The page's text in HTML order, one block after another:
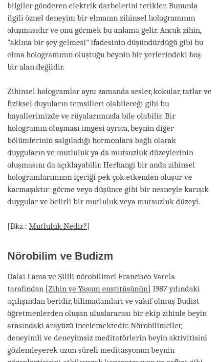
bilgiler gönderen elektrik darbelerini tetikler. Bununla
ilgili öznel deneyim bir elmanın zihinsel hologramının
oluşmasıdır ve onu görmek bu anlama gelir. Ancak zihin,
“aklına bir şey gelmesi” ifadesinin düşündürdüğü gibi bu
elma hologramının oluştuğu beynin bir yerlerindeki boş
bir alan değildir.
Zihinsel hologramlar aynı zamanda sesler, kokular, tatlar ve
fiziksel duyuların temsilleri olabileceği gibi bu
hayallerimizde ve rüyalarımızda bile olabilir. Bir
hologramın oluşması imgesi ayrıca, beynin diğer
bölümlerinin salgıladığı hormonlara bağlı olarak
duyguların ve mutluluk ya da mutsuzluk düzeylerinin
oluşmasını da açıklayabilir. Herhangi bir anda zihinsel
hologramlarımızın içeriği pek çok etkenden oluşur ve
karmaşıktır: görme veya düşünce gibi bir nesneyle karışık
duygular ve belirli bir mutluluk veya mutsuzluk düzeyi.
[Bkz.: Mutluluk Nedir?]
Nörobilim ve Budizm
Dalai Lama ve Şilili nörobilimci Francisco Varela
tarafından [Zihin ve Yaşam enstitüsünün] 1987 yılındaki
açılışından beridir, bilimadamları ve vakıf olmuş Budist
öğretmenlerden oluşan uluslararası bir ekip zihinle beyin
arasındaki arayüzü incelemektedir. Nörobilimciler,
deneyimli ve deneyimsiz meditatörlerin beyin aktivitisini
gözlemleyerek uzun süreli meditasyonun beynin